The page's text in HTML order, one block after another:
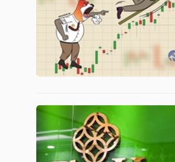
CÔNG